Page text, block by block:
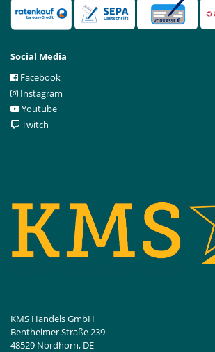
Social Media
Facebook
Instagram
Youtube
Twitch
KMS Handels GmbH
Bentheimer Straße 239
48529 Nordhorn, DE